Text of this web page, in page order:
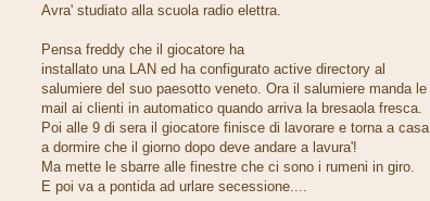
Avra' studiato alla scuola radio elettra.
Pensa freddy che il giocatore ha
installato una LAN ed ha configurato active directory al
salumiere del suo paesotto veneto. Ora il salumiere manda le
mail ai clienti in automatico quando arriva la bresaola fresca.
Poi alle 9 di sera il giocatore finisce di lavorare e torna a casa
a dormire che il giorno dopo deve andare a lavura'!
Ma mette le sbarre alle finestre che ci sono i rumeni in giro.
E poi va a pontida ad urlare secessione....